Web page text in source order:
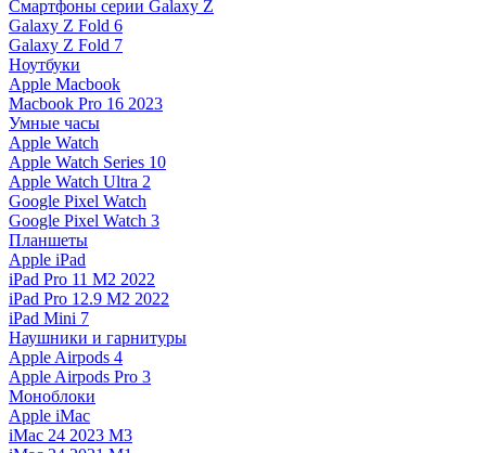
Смартфоны серии Galaxy Z
Galaxy Z Fold 6
Galaxy Z Fold 7
Ноутбуки
Apple Macbook
Macbook Pro 16 2023
Умные часы
Apple Watch
Apple Watch Series 10
Apple Watch Ultra 2
Google Pixel Watch
Google Pixel Watch 3
Планшеты
Apple iPad
iPad Pro 11 M2 2022
iPad Pro 12.9 M2 2022
iPad Mini 7
Наушники и гарнитуры
Apple Airpods 4
Apple Airpods Pro 3
Моноблоки
Apple iMac
iMac 24 2023 M3